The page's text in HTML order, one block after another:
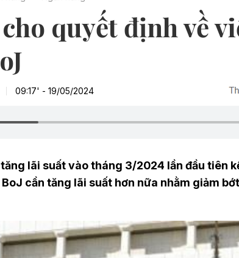
quyết định về
09:17' - 19/05/2024
lãi suất vào tháng 3/2024 lần đầu tiên
cần tăng lãi suất hơn nữa nhằm giảm